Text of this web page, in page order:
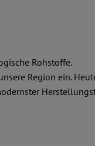
Rohstoffe.
Region ein.